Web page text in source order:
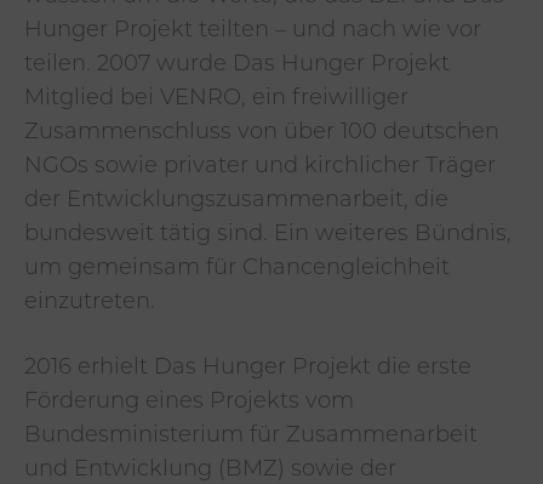
Hunger Projekt teilten – und nach wie vor
teilen. 2007 wurde Das Hunger Projekt
Mitglied bei VENRO, ein freiwilliger
Zusammenschluss von über 100 deutschen
NGOs sowie privater und kirchlicher Träger
der Entwicklungszusammenarbeit, die
bundesweit tätig sind. Ein weiteres Bündnis,
um gemeinsam für Chancengleichheit
einzutreten.
2016 erhielt Das Hunger Projekt die erste
Förderung eines Projekts vom
Bundesministerium für Zusammenarbeit
und Entwicklung (BMZ) sowie der